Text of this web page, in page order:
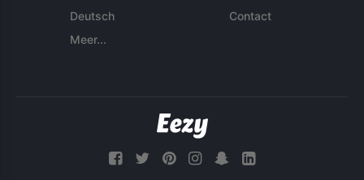
Deutsch
Meer...
Contact